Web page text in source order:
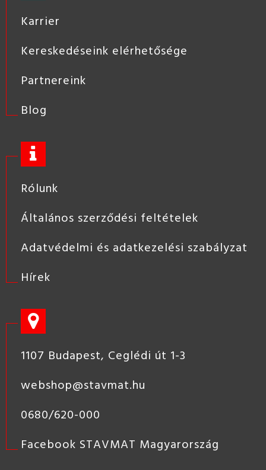
Karrier
Kereskedéseink elérhetősége
Partnereink
Blog
Rólunk
Általános szerződési feltételek
Adatvédelmi és adatkezelési szabályzat
Hírek
1107 Budapest, Ceglédi út 1-3
webshop@stavmat.hu
0680/620-000
Facebook STAVMAT Magyarország